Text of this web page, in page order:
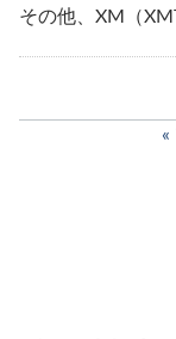
その他、XM（